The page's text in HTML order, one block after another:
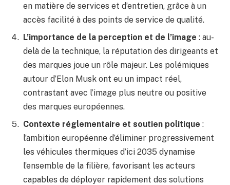
en matière de services et d’entretien, grâce à un
accès facilité à des points de service de qualité.
L’importance de la perception et de l’image : au-
delà de la technique, la réputation des dirigeants et
des marques joue un rôle majeur. Les polémiques
autour d’Elon Musk ont eu un impact réel,
contrastant avec l’image plus neutre ou positive
des marques européennes.
Contexte réglementaire et soutien politique :
l’ambition européenne d’éliminer progressivement
les véhicules thermiques d’ici 2035 dynamise
l’ensemble de la filière, favorisant les acteurs
capables de déployer rapidement des solutions